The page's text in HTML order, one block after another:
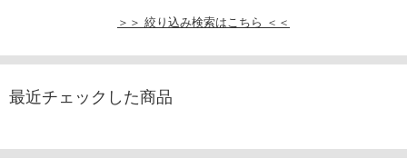
＞＞ 絞り込み検索はこちら ＜＜
最近チェックした商品